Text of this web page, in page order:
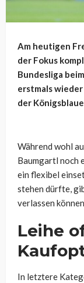
Am heutigen
der Fokus
Bundesliga
erstmals
der
Während wohl
Baumgartl noch
ein flexibel
stehen dürfte,
verlassen
Leihe
In letztere